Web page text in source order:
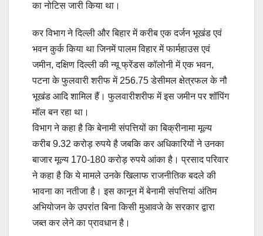
का नोटिस जारी किया था।
कर विभाग ने दिल्ली और बिहार में करीब एक दर्जन भूखंड एवं
भवन कुर्क किया था जिनमें पालम विहार में फार्महाउस एवं
जमीन, दक्षिण दिल्ली की न्यू फ्रेंडस कॉलोनी में एक भवन,
पटना के फुलवारी शरीफ में 256.75 डेसीमल क्षेत्रफल के नौ
भूखंड आदि शामिल हैं। फुलवारीशरीफ में इस जमीन पर शॉपिंग
मॉल बन रहा था।
विभाग ने कहा है कि बेनामी संपत्तियों का बिक्रीनामा मूल्य
करीब 9.32 करोड़ रुपये है जबकि कर अधिकारियों ने उनका
बाजार मूल्य 170-180 करोड़ रुपये आंका है। प्रसाद परिवार
ने कहा है कि ये मामले उनके खिलाफ राजनीतिक बदले की
भावना का नतीजा है। इस कानून में बेनामी संपत्तियां अंतिम
अभियोजन के उपरांत बिना किसी मुआवजे के सरकार द्वारा
जब्त कर लेने का प्रावधान है।